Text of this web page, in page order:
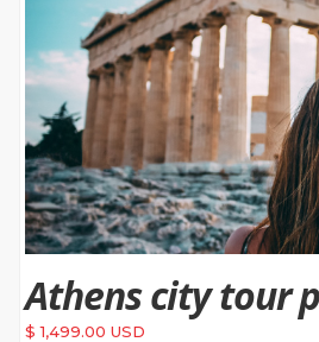
Athens city tour
$ 1,499.00 USD